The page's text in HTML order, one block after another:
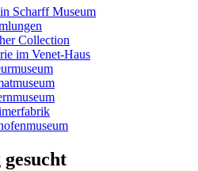
Scharff Museum
Collection
im Venet-Haus